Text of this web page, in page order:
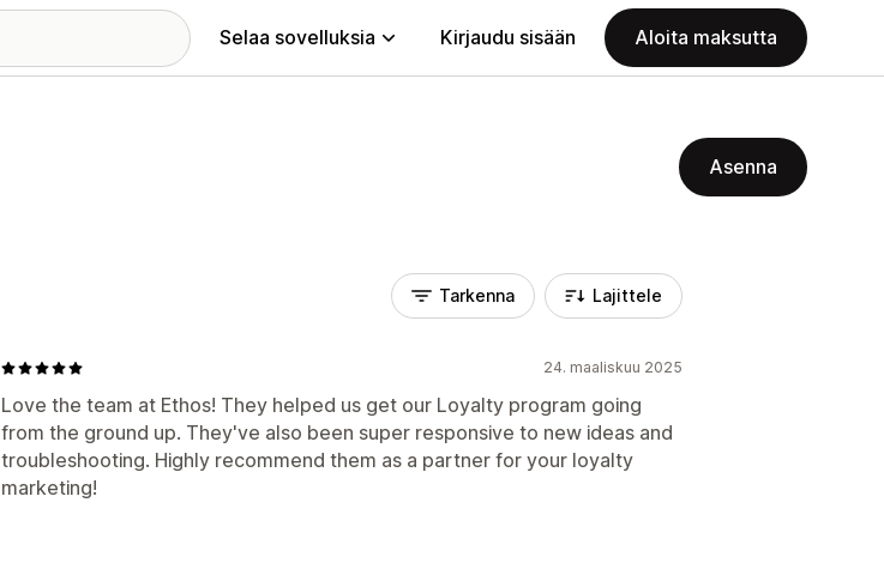
Selaa sovelluksia Kirjaudu sisään Aloita maksutta
Asenna
Tarkenna Lajittele
24. maaliskuu 2025
Love the team at Ethos! They helped us get our Loyalty program going
from the ground up. They've also been super responsive to new ideas and
troubleshooting. Highly recommend them as a partner for your loyalty
marketing!